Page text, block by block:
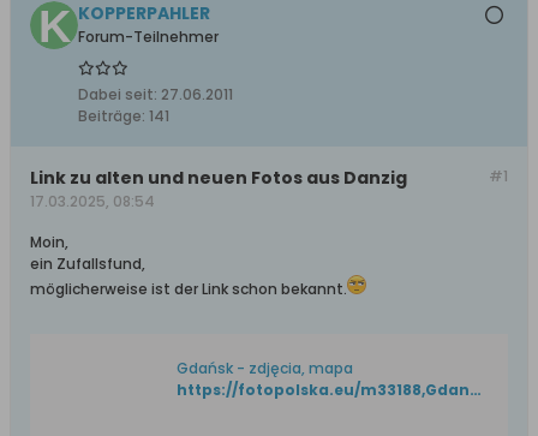
KOPPERPAHLER
Forum-Teilnehmer
Dabei seit: 27.06.2011
Beiträge: 141
#1
Link zu alten und neuen Fotos aus Danzig
17.03.2025, 08:54
Moin,
ein Zufallsfund,
möglicherweise ist der Link schon bekannt.
Gdańsk - zdjęcia, mapa
https://fotopolska.eu/m33188,Gdansk.html